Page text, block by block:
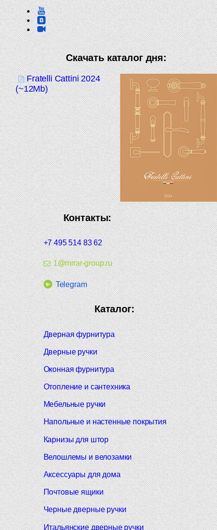
Скачать каталог дня:
Fratelli Cattini 2024
(~12Mb)
Контакты:
+7 495 514 83 62
1@mirar-group.ru
Telegram
Каталог:
Дверная фурнитура
Дверные ручки
Оконная фурнитура
Отопление и сантехника
Мебельные ручки
Напольные и настенные покрытия
Карнизы для штор
Велошлемы и велозамки
Аксессуары для дома
Почтовые ящики
Черные дверные ручки
Итальянские дверные ручки